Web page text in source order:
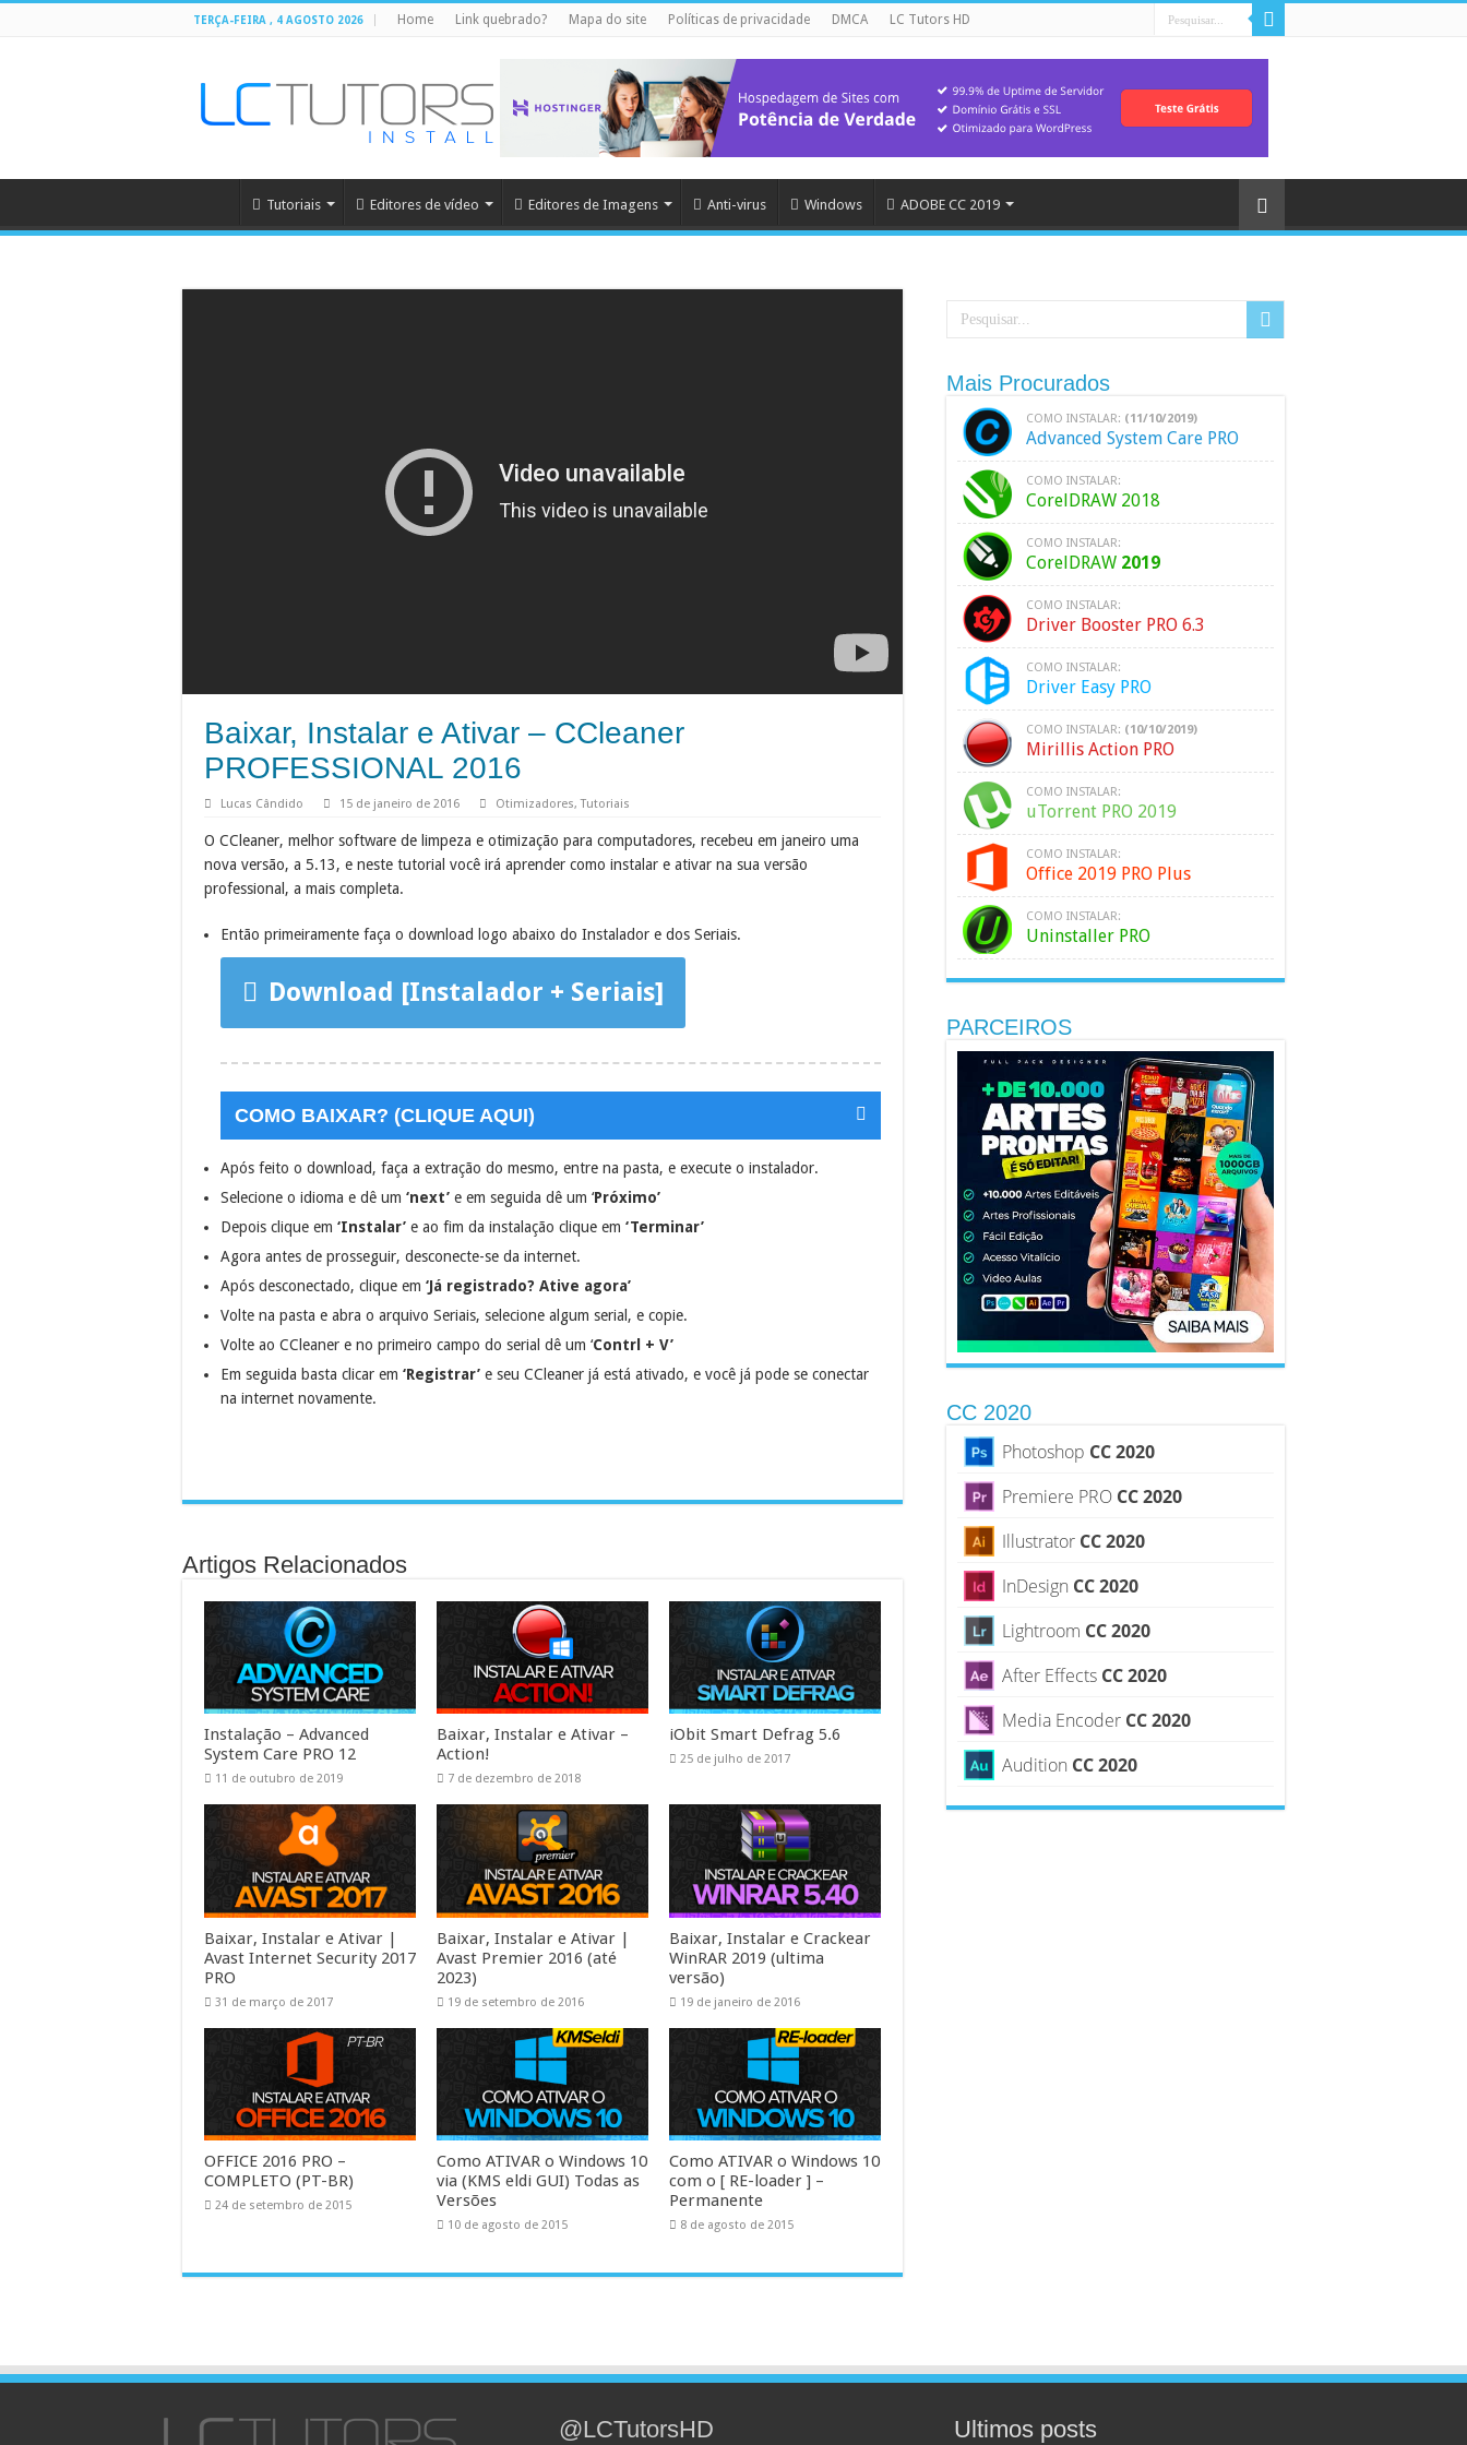
TERÇA-FEIRA , 4 AGOSTO 2026 Home Link quebrado? Mapa do site Políticas de privacidade DMCA LC Tutors HD
Tutoriais Editores de vídeo Editores de Imagens Anti-virus Windows ADOBE CC 2019
Baixar, Instalar e Ativar – CCleaner
PROFESSIONAL 2016
Lucas Cândido 15 de janeiro de 2016 Otimizadores,Tutoriais
O CCleaner, melhor software de limpeza e otimização para computadores, recebeu em janeiro uma
nova versão, a 5.13, e neste tutorial você irá aprender como instalar e ativar na sua versão
professional, a mais completa.
Então primeiramente faça o download logo abaixo do Instalador e dos Seriais.
Download [Instalador + Seriais]
COMO BAIXAR? (CLIQUE AQUI)
Após feito o download, faça a extração do mesmo, entre na pasta, e execute o instalador.
Selecione o idioma e dê um ‘next’ e em seguida dê um ‘Próximo’
Depois clique em ‘Instalar’ e ao fim da instalação clique em ‘Terminar’
Agora antes de prosseguir, desconecte-se da internet.
Após desconectado, clique em ‘Já registrado? Ative agora’
Volte na pasta e abra o arquivo Seriais, selecione algum serial, e copie.
Volte ao CCleaner e no primeiro campo do serial dê um ‘Contrl + V’
Em seguida basta clicar em ‘Registrar’ e seu CCleaner já está ativado, e você já pode se conectar
na internet novamente.
Artigos Relacionados
Instalação – Advanced
System Care PRO 12
11 de outubro de 2019
Baixar, Instalar e Ativar –
Action!
7 de dezembro de 2018
iObit Smart Defrag 5.6
25 de julho de 2017
Baixar, Instalar e Ativar |
Avast Internet Security 2017
PRO
31 de março de 2017
Baixar, Instalar e Ativar |
Avast Premier 2016 (até
2023)
19 de setembro de 2016
Baixar, Instalar e Crackear
WinRAR 2019 (ultima
versão)
19 de janeiro de 2016
OFFICE 2016 PRO –
COMPLETO (PT-BR)
24 de setembro de 2015
Como ATIVAR o Windows 10
via (KMS eldi GUI) Todas as
Versões
10 de agosto de 2015
Como ATIVAR o Windows 10
com o [ RE-loader ] –
Permanente
8 de agosto de 2015
Mais Procurados
COMO INSTALAR: (11/10/2019)
Advanced System Care PRO
COMO INSTALAR:
CorelDRAW 2018
COMO INSTALAR:
CorelDRAW 2019
COMO INSTALAR:
Driver Booster PRO 6.3
COMO INSTALAR:
Driver Easy PRO
COMO INSTALAR: (10/10/2019)
Mirillis Action PRO
COMO INSTALAR:
uTorrent PRO 2019
COMO INSTALAR:
Office 2019 PRO Plus
COMO INSTALAR:
Uninstaller PRO
PARCEIROS
CC 2020
Photoshop CC 2020
Premiere PRO CC 2020
Illustrator CC 2020
InDesign CC 2020
Lightroom CC 2020
After Effects CC 2020
Media Encoder CC 2020
Audition CC 2020
@LCTutorsHD Ultimos posts